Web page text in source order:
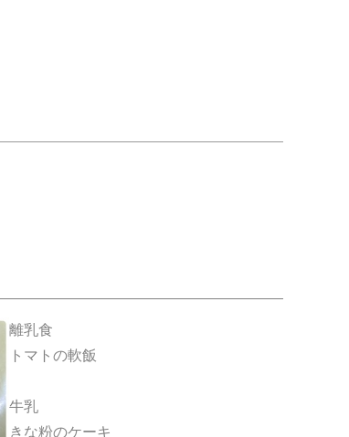
離乳食
トマトの軟飯
牛乳
きな粉のケーキ